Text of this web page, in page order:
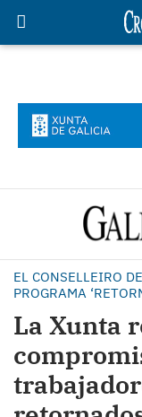
EL CONSELLEIRO
PROGRAMA
La Xunta